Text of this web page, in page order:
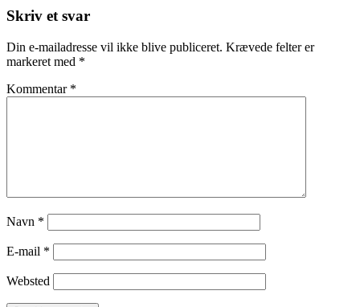
Skriv et svar
Din e-mailadresse vil ikke blive publiceret. Krævede felter er
markeret med *
Kommentar *
Navn *
E-mail *
Websted